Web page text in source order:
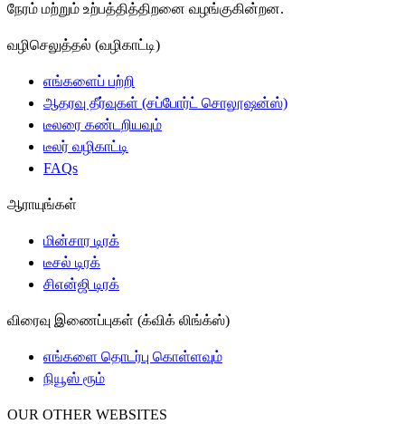
நேரம் மற்றும் உற்பத்தித்திறனை வழங்குகின்றன.
வழிசெலுத்தல் (வழிகாட்டி)
எங்களைப் பற்றி
ஆதரவு தீர்வுகள் (சப்போர்ட் சொலூஷன்ஸ்)
டீலரை கண்டறியவும்
டீலர் வழிகாட்டி
FAQs
ஆராயுங்கள்
மின்சார டிரக்
டீசல் டிரக்
சிஎன்ஜி டிரக்
விரைவு இணைப்புகள் (க்விக் லிங்க்ஸ்)
எங்களை தொடர்பு கொள்ளவும்
நியூஸ் ரூம்
OUR OTHER WEBSITES